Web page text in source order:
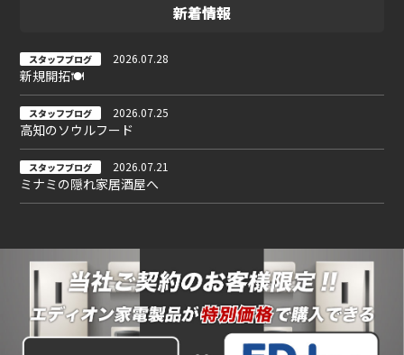
新着情報
スタッフブログ 2026.07.28
新規開拓🍽
スタッフブログ 2026.07.25
高知のソウルフード
スタッフブログ 2026.07.21
ミナミの隠れ家居酒屋へ